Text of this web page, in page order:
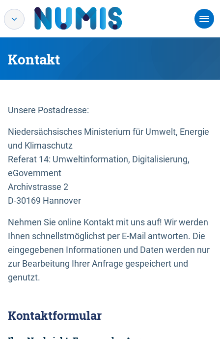
Kontakt
Unsere Postadresse:
Niedersächsisches Ministerium für Umwelt, Energie
und Klimaschutz
Referat 14: Umweltinformation, Digitalisierung,
eGovernment
Archivstrasse 2
D-30169 Hannover
Nehmen Sie online Kontakt mit uns auf! Wir werden
Ihnen schnellstmöglichst per E-Mail antworten. Die
eingegebenen Informationen und Daten werden nur
zur Bearbeitung Ihrer Anfrage gespeichert und
genutzt.
Kontaktformular